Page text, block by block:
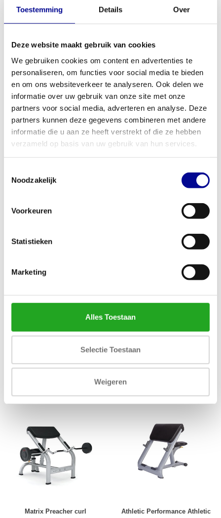
Toestemming Details Over
Deze website maakt gebruik van cookies
We gebruiken cookies om content en advertenties te
personaliseren, om functies voor social media te bieden
en om ons websiteverkeer te analyseren. Ook delen we
informatie over uw gebruik van onze site met onze
partners voor social media, adverteren en analyse. Deze
partners kunnen deze gegevens combineren met andere
informatie die u aan ze heeft verstrekt of die ze hebben
verzameld op basis van uw gebruik van hun services.
Noodzakelijk
Voorkeuren
Statistieken
Marketing
Alles Toestaan
Selectie Toestaan
Weigeren
Matrix Ultra series G7
Life Fitness Signature
Life Fitness Signature fly
Incl. btw
Matrix Ultra series G7 back
2.046,33Incl. btw
Athletic Performance Olympic
1.636,83Incl. btw
Matrix Preacher curl
Athletic Performance Athletic